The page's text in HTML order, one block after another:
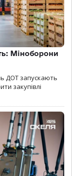
Міноборони
ДОТ запускають
закупівлі